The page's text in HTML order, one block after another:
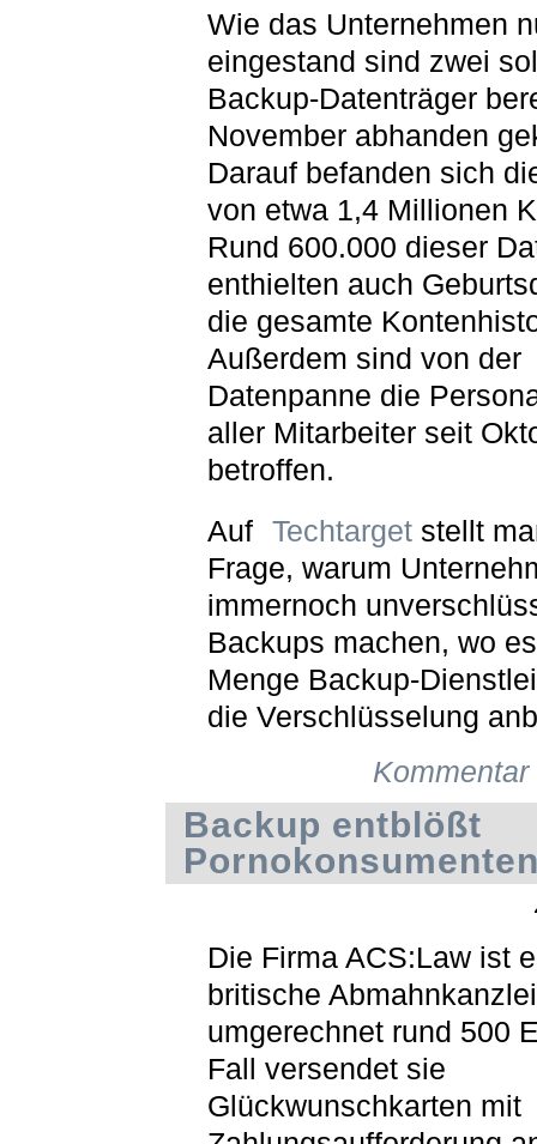
Wie das Unternehmen
eingestand sind zwei
Backup-Datenträger
November abhanden
Darauf befanden sich
von etwa 1,4 Millionen
Rund 600.000 dieser
enthielten auch
die gesamte
Außerdem sind von der
Datenpanne die
aller Mitarbeiter seit
betroffen.
Auf Techtargetstellt
Frage, warum
immernoch
Backups machen, wo
Menge Backup-
die Verschlüsselung
Backup entblößt
Die Firma ACS:Law ist
britische
umgerechnet rund 500
Fall versendet sie
Glückwunschkarten mit